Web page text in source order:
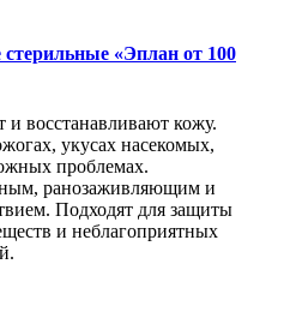
«Эплан от 100
восстанавливают кожу.
укусах насекомых,
проблемах.
ранозаживляющим и
Подходят для защиты
и неблагоприятных